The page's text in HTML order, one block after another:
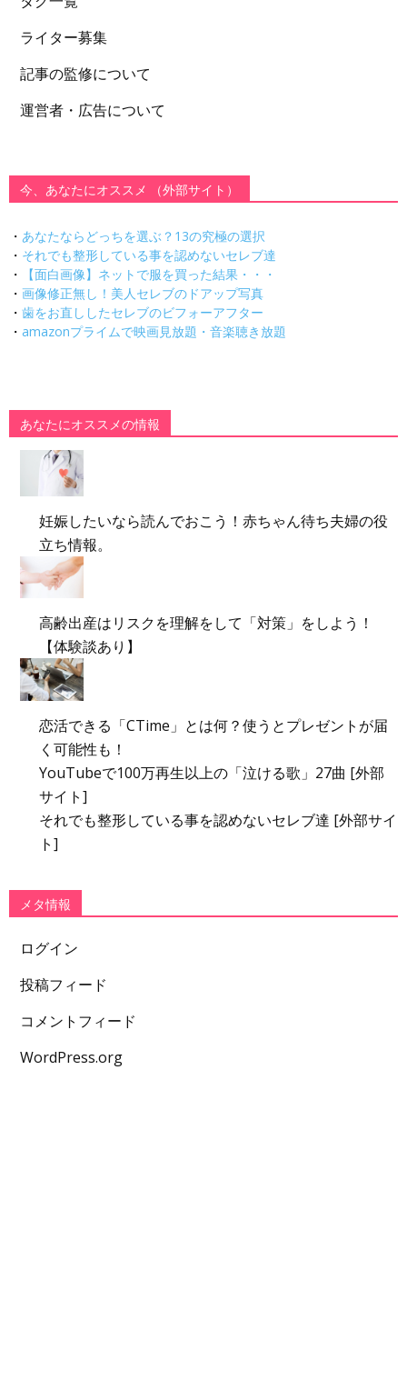
ライター募集
記事の監修について
運営者・広告について
今、あなたにオススメ （外部サイト）
・ あなたならどっちを選ぶ？13の究極の選択
・ それでも整形している事を認めないセレブ達
・
【面白画像】ネットで服を買った結果・・・
・ 画像修正無し！美人セレブのドアップ写真
・ 歯をお直ししたセレブのビフォーアフター
・ amazonプライムで映画見放題・音楽聴き放題
あなたにオススメの情報
妊娠したいなら読んでおこう！赤ちゃん待ち夫婦の役
立ち情報。
高齢出産はリスクを理解をして「対策」をしよう！
【体験談あり】
恋活できる「CTime」とは何？使うとプレゼントが届
く可能性も！
YouTubeで100万再生以上の「泣ける歌」27曲 [外部
サイト]
それでも整形している事を認めないセレブ達 [外部サイ
ト]
メタ情報
ログイン
投稿フィード
コメントフィード
WordPress.org